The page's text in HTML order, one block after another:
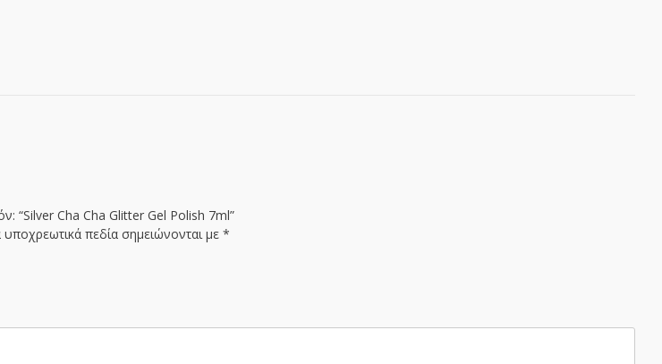
“Silver Cha Cha Glitter Gel Polish 7ml”
υποχρεωτικά πεδία σημειώνονται με*